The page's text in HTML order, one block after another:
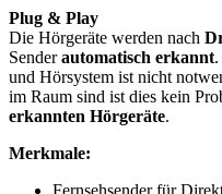
Plug & Play
Die Hörgeräte werden nach
Senderautomatisch erkannt.
und Hörsystem ist nicht
im Raum sind ist dies kein
erkannten Hörgeräte.
Merkmale: